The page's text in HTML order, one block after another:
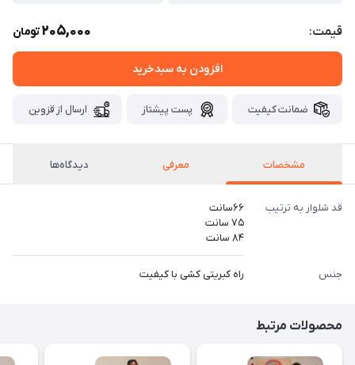
قیمت: 205,000تومان
افزودن به سبدخرید
ضمانت کیفیت پست پیشتاز ارسال از قزوین
مشخصات معرفی دیدگاه‌ها
قد شلوار به ترتیب
۶۶سانت
۷۵ سانت
۸۴ سانت
جنس راه کبریتی کشی با کیفیت
محصولات مرتبط